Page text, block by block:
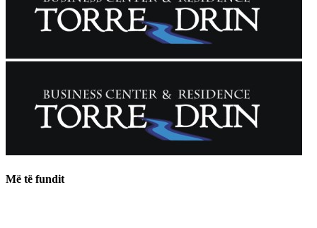
Më të fundit